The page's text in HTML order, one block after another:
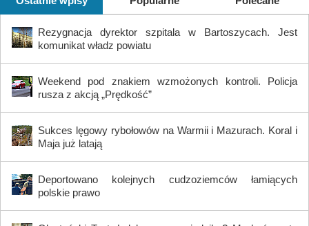
Rezygnacja dyrektor szpitala w Bartoszycach. Jest
komunikat władz powiatu
Weekend pod znakiem wzmożonych kontroli. Policja
rusza z akcją „Prędkość”
Sukces lęgowy rybołowów na Warmii i Mazurach. Koral i
Maja już latają
Deportowano kolejnych cudzoziemców łamiących
polskie prawo